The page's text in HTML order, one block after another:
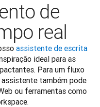
de
real
assistente de escrita
ideal para as
Para um fluxo
também pode
ou ferramentas como